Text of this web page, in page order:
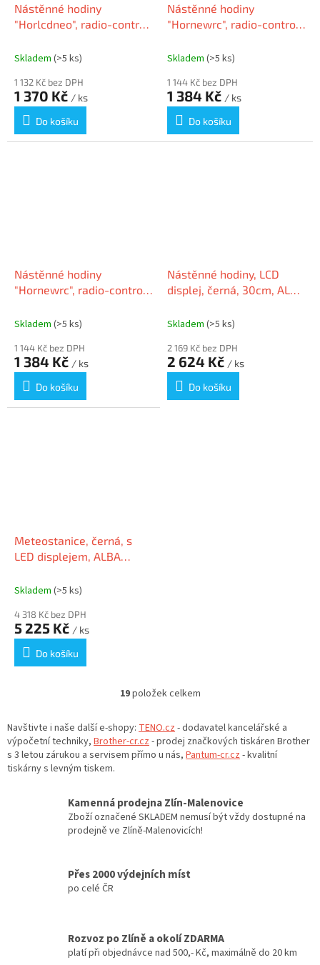
Nástěnné hodiny
"Horlcdneo", radio-control,
ALBA, stříbrné
Skladem (>5 ks)
1 132 Kč bez DPH
1 370 Kč / ks
Do košíku
Nástěnné hodiny
"Hornewrc", radio-control,
Skladem (>5 ks)
1 144 Kč bez DPH
1 384 Kč / ks
Do košíku
Nástěnné hodiny
"Hornewrc", radio-control,
Skladem (>5 ks)
1 144 Kč bez DPH
1 384 Kč / ks
Do košíku
Nástěnné hodiny, LCD
displej, černá, 30cm, ALBA
Skladem (>5 ks)
2 169 Kč bez DPH
2 624 Kč / ks
Do košíku
Meteostanice, černá, s
LED displejem, ALBA
Skladem (>5 ks)
4 318 Kč bez DPH
5 225 Kč / ks
Do košíku
O
l
á
d
p
r
v
v
u
19položek celkem
Navštivte i naše další e-shopy: TENO.cz- dodavatel kancelářské a
výpočetní techniky, Brother-cr.cz- prodej značkových tiskáren Brother
s 3 letou zárukou a servisem přímo u nás, Pantum-cr.cz- kvalitní
tiskárny s levným tiskem.
Kamenná prodejna Zlín-Malenovice
Zboží označené SKLADEM nemusí být vždy dostupné na
prodejně ve Zlíně-Malenovicích!
Přes 2000 výdejních míst
po celé ČR
Rozvoz po Zlíně a okolí ZDARMA
platí při objednávce nad 500,- Kč, maximálně do 20 km